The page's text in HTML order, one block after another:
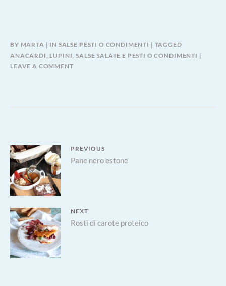
BY MARTA IN SALSE PESTI O CONDIMENTI
TAGGED
ANACARDI, LUPINI,SALSE SALATE E PESTI O CONDIMENTI
LEAVE A COMMENT
Navigazione
articoli
PREVIOUS
Previous
post:
Pane nero estone
NEXT
Next
post:
Rostì di carote proteico